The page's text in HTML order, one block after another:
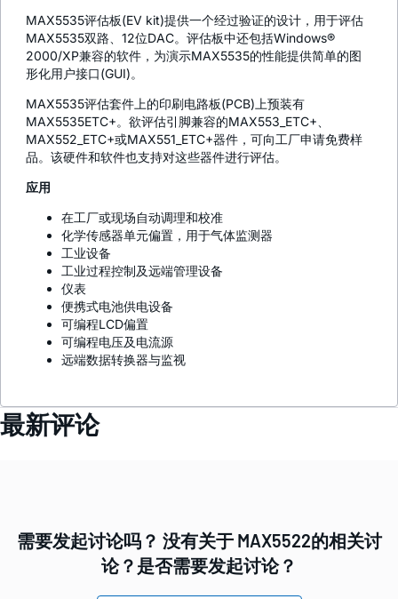
MAX5535评估板(EV kit)提供一个经过验证的设计，用于评估
MAX5535双路、12位DAC。评估板中还包括Windows®
2000/XP兼容的软件，为演示MAX5535的性能提供简单的图
形化用户接口(GUI)。
MAX5535评估套件上的印刷电路板(PCB)上预装有
MAX5535ETC+。欲评估引脚兼容的MAX553_ETC+、
MAX552_ETC+或MAX551_ETC+器件，可向工厂申请免费样
品。该硬件和软件也支持对这些器件进行评估。
应用
在工厂或现场自动调理和校准
化学传感器单元偏置，用于气体监测器
工业设备
工业过程控制及远端管理设备
仪表
便携式电池供电设备
可编程LCD偏置
可编程电压及电流源
远端数据转换器与监视
最新评论
需要发起讨论吗？ 没有关于 MAX5522的相关讨
论？是否需要发起讨论？